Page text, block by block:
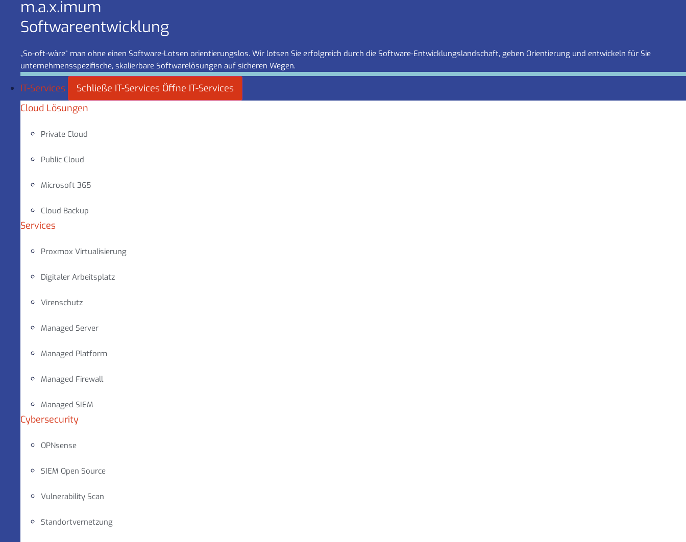
m.a.x.imum
Software­entwicklung
„So-oft-wäre“ man ohne einen Software-Lotsen orientierungslos. Wir lotsen Sie erfolgreich durch die Software-Entwicklungslandschaft, geben Orientierung und entwickeln für Sie
unternehmensspezifische, skalierbare Softwarelösungen auf sicheren Wegen.
IT-Services Schließe IT-Services Öffne IT-Services
Cloud Lösungen
Private Cloud
Public Cloud
Microsoft 365
Cloud Backup
Services
Proxmox Virtualisierung
Digitaler Arbeitsplatz
Virenschutz
Managed Server
Managed Platform
Managed Firewall
Managed SIEM
Cybersecurity
OPNsense
SIEM Open Source
Vulnerability Scan
Standortvernetzung